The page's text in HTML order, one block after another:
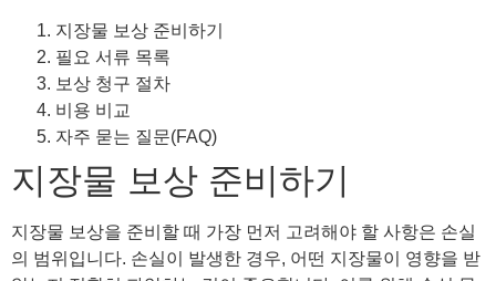
지장물 보상 준비하기
필요 서류 목록
보상 청구 절차
비용 비교
자주 묻는 질문(FAQ)
지장물 보상 준비하기
지장물 보상을 준비할 때 가장 먼저 고려해야 할 사항은 손실
의 범위입니다. 손실이 발생한 경우, 어떤 지장물이 영향을 받